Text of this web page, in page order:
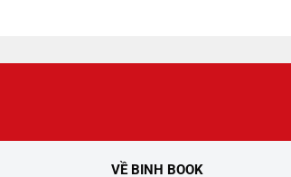
VỀ BINH BOOK